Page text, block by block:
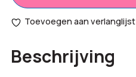
Bestelling
€0,00
Toevoegen aan verlanglijst
Beschrijving